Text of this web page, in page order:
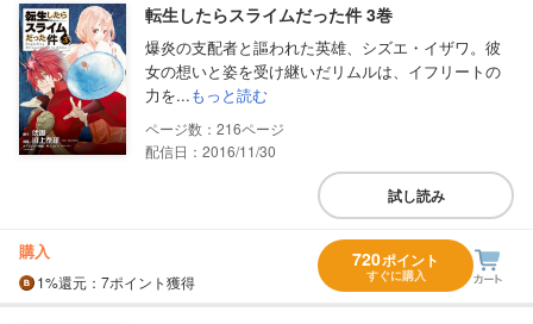
転生したらスライムだった件 3巻
爆炎の支配者と謳われた英雄、シズエ・イザワ。彼
女の想いと姿を受け継いだリムルは、イフリートの
力を...もっと読む
216
配信日：2016/11/30
試し読み
購入
1%還元 ：7ポイント獲得
720ポイント
すぐに購入